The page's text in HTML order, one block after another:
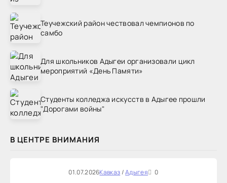
Теучежский район чествовал чемпионов по
самбо
Для школьников Адыгеи организовали цикл
мероприятий «День Памяти»
Студенты колледжа искусств в Адыгее прошли
"Дорогами войны"
В ЦЕНТРЕ ВНИМАНИЯ
01.07.2026Кавказ/Адыгея 0